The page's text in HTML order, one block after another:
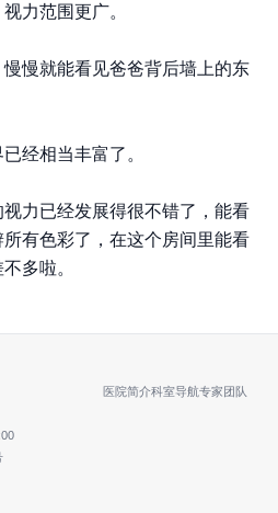
力范围更广。
慢就能看见爸爸背后墙上的东
经相当丰富了。
力已经发展得很不错了，能看
有色彩了，在这个房间里能看
多啦。
医院简介科室导航专家团队